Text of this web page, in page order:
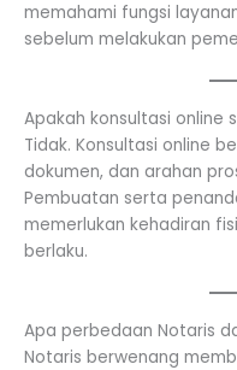
memahami fungsi
sebelum melakukan
Apakah konsultasi online
Tidak. Konsultasi online
dokumen, dan arahan
Pembuatan serta
memerlukan kehadiran
berlaku.
Apa perbedaan Notaris
Notaris berwenang